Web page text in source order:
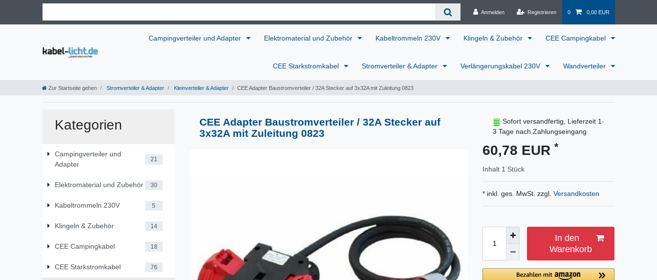
Anmelden Registrieren 0 0,00 EUR
Campingverteiler und Adapter Elektromaterial und Zubehör Kabeltrommeln 230V Klingeln & Zubehör CEE Campingkabel
CEE Starkstromkabel Stromverteiler & Adapter Verlängerungskabel 230V Wandverteiler
Zur Startseite gehen Stromverteiler & Adapter Kleinverteiler & Adapter CEE Adapter Baustromverteiler / 32A Stecker auf 3x32A mit Zuleitung 0823
Kategorien
Campingverteiler und
Adapter
21
Elektromaterial und Zubehör 30
Kabeltrommeln 230V 5
Klingeln & Zubehör 14
CEE Campingkabel 18
CEE Starkstromkabel 76
CEE Adapter Baustromverteiler / 32A Stecker auf
3x32A mit Zuleitung 0823
Sofort versandfertig, Lieferzeit 1-
3 Tage nach Zahlungseingang
60,78 EUR *
Inhalt 1 Stück
* inkl. ges. MwSt. zzgl. Versandkosten
In den
Warenkorb